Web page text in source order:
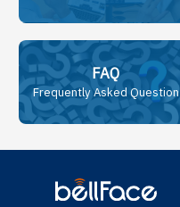
FAQ
Frequently Asked Question